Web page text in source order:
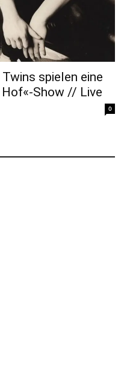
spielen eine
Show // Live
0